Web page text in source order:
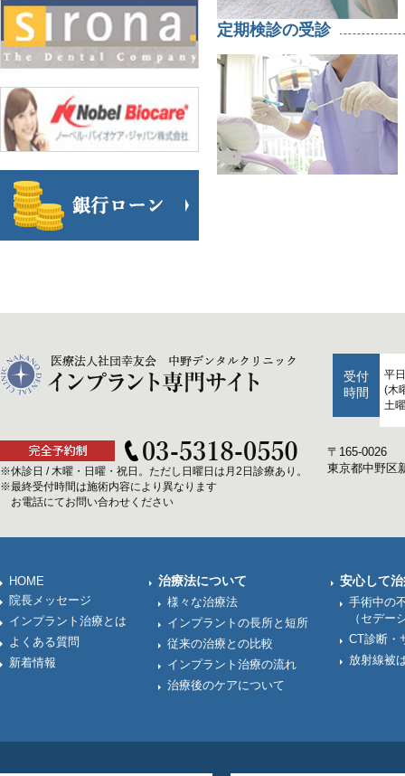
定期検診の受診
受付
時間
平
(木
土
※休診日 / 木曜・日曜・祝日。ただし日曜日は月2日診療あり。
※最終受付時間は施術内容により異なります
お電話にてお問い合わせください
〒165-0026
東京都中野区
HOME
院長メッセージ
インプラント治療とは
よくある質問
新着情報
治療法について
様々な治療法
インプラントの長所と短所
従来の治療との比較
インプラント治療の流れ
治療後のケアについて
安心して
手術中の
（セデー
CT診断・
放射線被